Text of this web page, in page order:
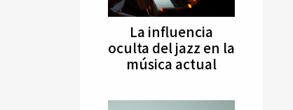
La influencia
oculta del jazz en la
música actual